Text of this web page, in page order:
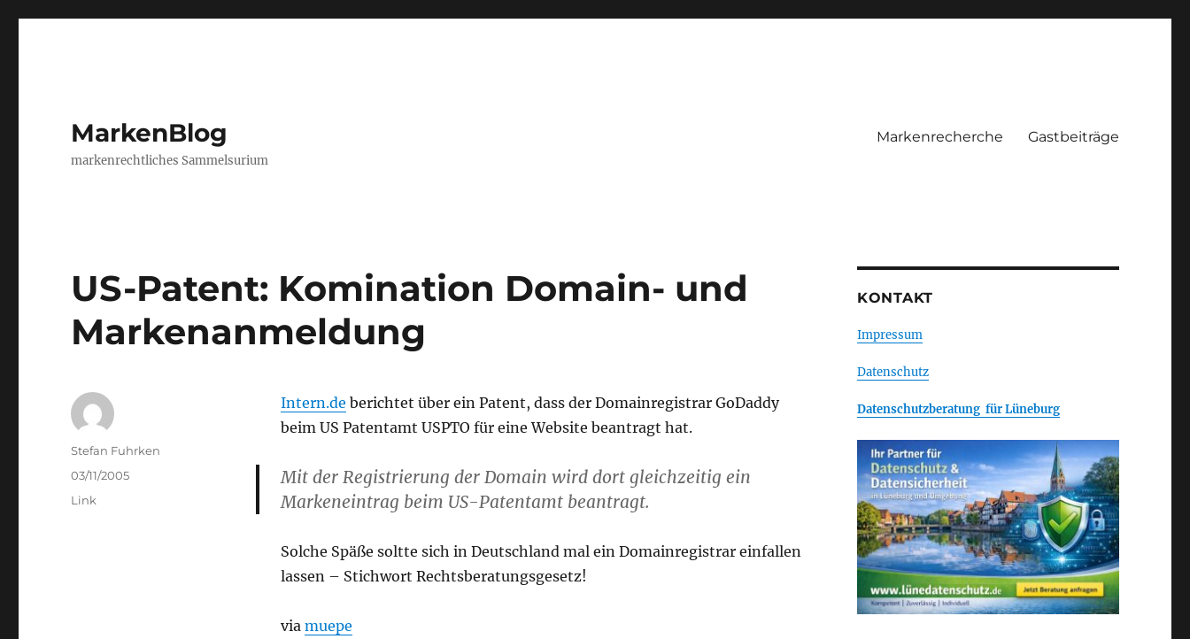
MarkenBlog
markenrechtliches Sammelsurium
Markenrecherche Gastbeiträge
US-Patent: Komination Domain- und
Markenanmeldung
Intern.de berichtet über ein Patent, dass der Domainregistrar GoDaddy
beim US Patentamt USPTO für eine Website beantragt hat.
Mit der Registrierung der Domain wird dort gleichzeitig ein
Markeneintrag beim US-Patentamt beantragt.
Solche Späße soltte sich in Deutschland mal ein Domainregistrar einfallen
lassen – Stichwort Rechtsberatungsgesetz!
via muepe
Author
Stefan Fuhrken
Posted
on
03/11/2005
Categories
Link
KONTAKT
Impressum
Datenschutz
Datenschutzberatung für Lüneburg